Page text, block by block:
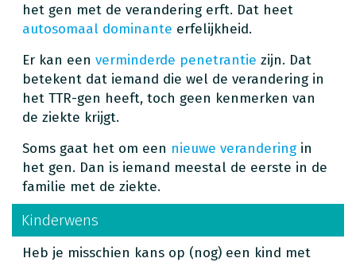
het gen met de verandering erft. Dat heet
autosomaal dominante erfelijkheid.
Er kan een verminderde penetrantie zijn. Dat
betekent dat iemand die wel de verandering in
het TTR-gen heeft, toch geen kenmerken van
de ziekte krijgt.
Soms gaat het om een nieuwe verandering in
het gen. Dan is iemand meestal de eerste in de
familie met de ziekte.
Kinderwens
Heb je misschien kans op (nog) een kind met